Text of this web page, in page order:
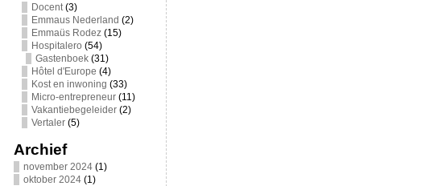
Docent(3)
Emmaus Nederland (2)
Emmaüs Rodez(15)
Hospitalero (54)
Gastenboek(31)
Hôtel d'Europe (4)
Kost en inwoning (33)
Micro-entrepreneur(11)
Vakantiebegeleider(2)
Vertaler(5)
Archief
november 2024(1)
oktober 2024(1)